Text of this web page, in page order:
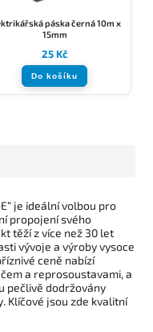
páska černá 10m x
15mm
25 Kč
Do košíku
je ideální volbou pro
propojení svého
těží z více než 30 let
vývoje a výroby vysoce
ceně nabízí
a reprosoustavami, a
pečlivě dodržovány
Klíčové jsou zde kvalitní